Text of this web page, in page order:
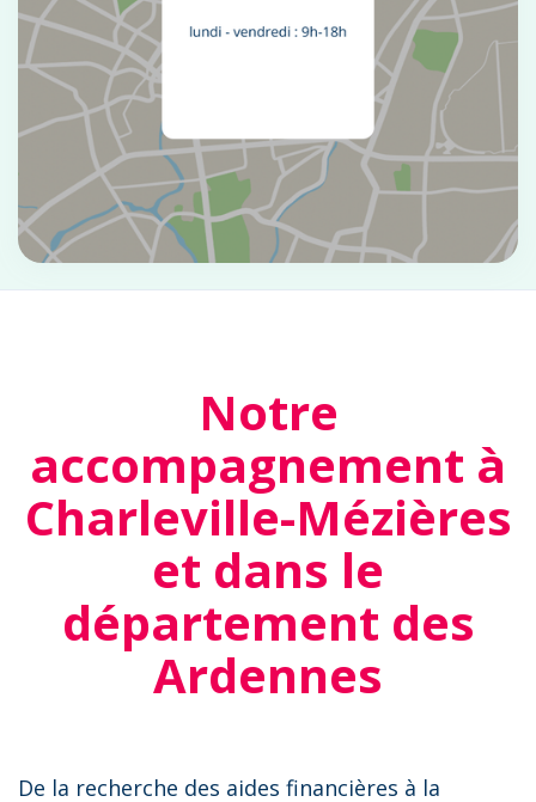
Notre
accompagnement à
Charleville-Mézières
et dans le
département des
Ardennes
De la recherche des aides financières à la